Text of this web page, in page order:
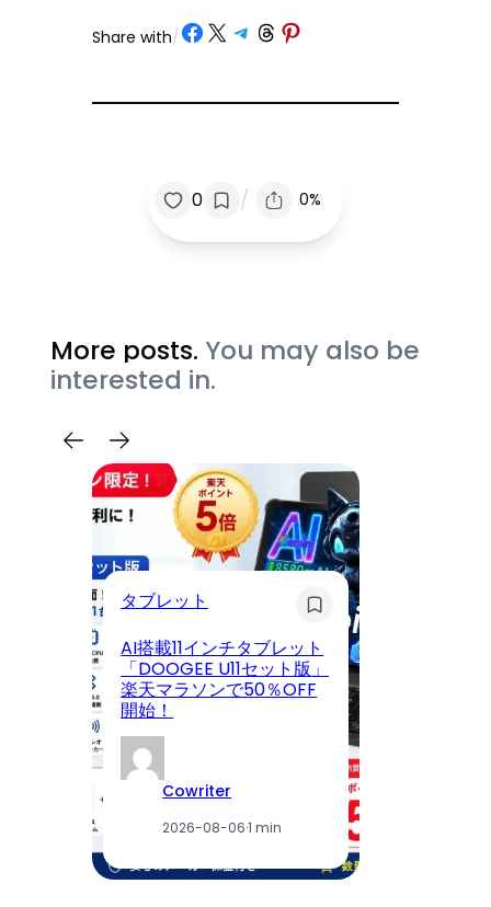
Share with/ Share on Facebook
Share on X Share on Telegram
Share on Threads
Share on Pinterest
0 / 0%
More posts. You may also be
interested in.
タブレット
AI搭載11インチタブレット
「DOOGEE U11セット版」
楽天マラソンで50％OFF
開始！
Cowriter
2026-08-06·1 min